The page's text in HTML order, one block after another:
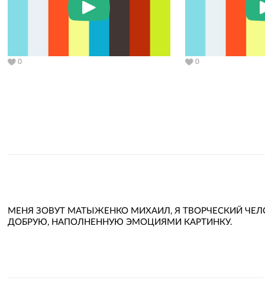
0 0
МЕНЯ ЗОВУТ МАТЫЖЕНКО МИХАИЛ, Я ТВОРЧЕСКИЙ
ДОБРУЮ, НАПОЛНЕННУЮ ЭМОЦИЯМИ КАРТИНКУ.